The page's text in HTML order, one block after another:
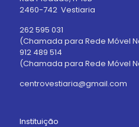
2460-742 Vestiaria
262 595 031
(Chamada para Rede Móvel
912 489 514
(Chamada para Rede Móvel
centrovestiaria@gmail.com
Instituição